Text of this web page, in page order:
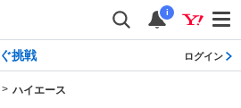
i
挑戦 ログイン
ハイエース